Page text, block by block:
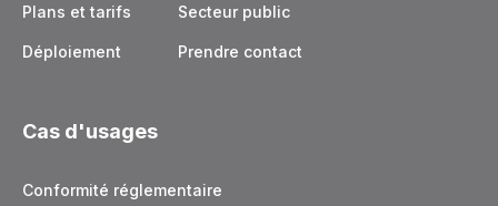
Plans et tarifs
Déploiement
Secteur public
Prendre contact
Cas d'usages
Conformité réglementaire